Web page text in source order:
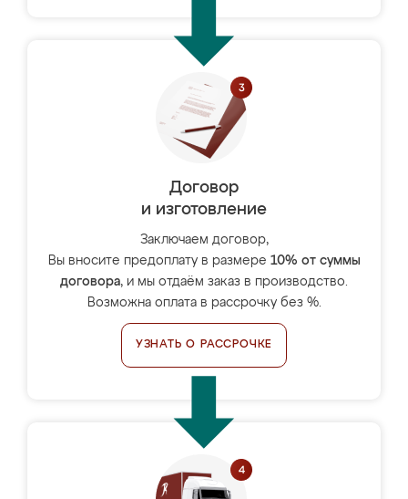
Договор
и изготовление
Заключаем договор,
Вы вносите предоплату в размере 10% от суммы
договора, и мы отдаём заказ в производство.
Возможна оплата в рассрочку без %.
УЗНАТЬ О РАССРОЧКЕ